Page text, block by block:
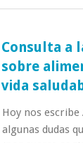
Consulta a
sobre
vida
Hoy nos
algunas dudas